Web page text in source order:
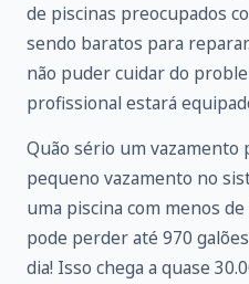
de piscinas preocupados
sendo baratos para
não puder cuidar do
profissional estará
Quão sério um vazamento
pequeno vazamento no
uma piscina com menos
pode perder até 970
dia! Isso chega a quase